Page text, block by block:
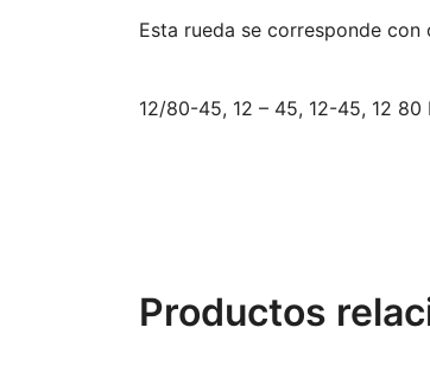
Esta rueda se corresponde
12/80-45, 12 – 45, 12-45, 12 80
Productos